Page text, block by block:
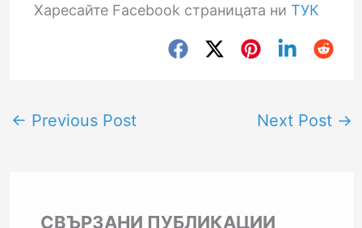
Харесайте Facebook страницата ни ТУК
← Previous Post Next Post →
СВЪРЗАНИ ПУБЛИКАЦИИ